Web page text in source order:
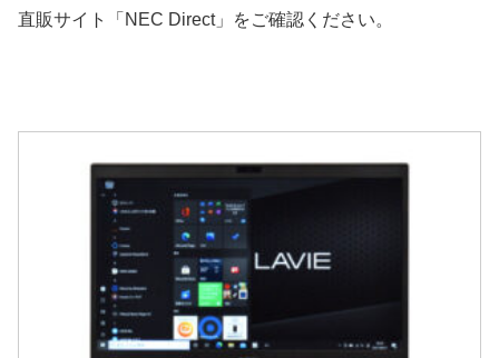
直販サイト「NEC Direct」をご確認ください。